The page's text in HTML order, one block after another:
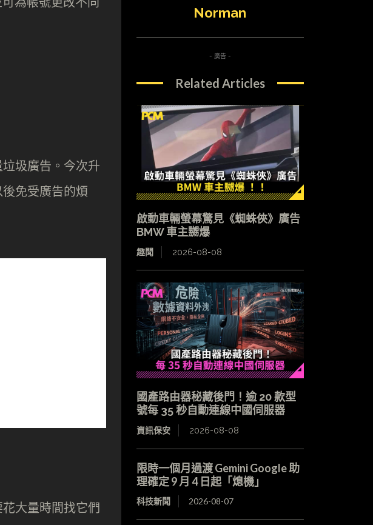
圾廣告。今次升
免受廣告的煩
大量時間找它們
Norman
- 廣告 -
Related Articles
啟動車輛螢幕驚見《蜘蛛俠》廣告
BMW 車主嬲爆
趣聞 2026-08-08
國產路由器秘藏後門！逾 20 款型
號每 35 秒自動連線中國伺服器
資訊保安 2026-08-08
限時一個月過渡 Gemini Google 助
理確定 9 月 4 日起「熄機」
科技新聞 2026-08-07